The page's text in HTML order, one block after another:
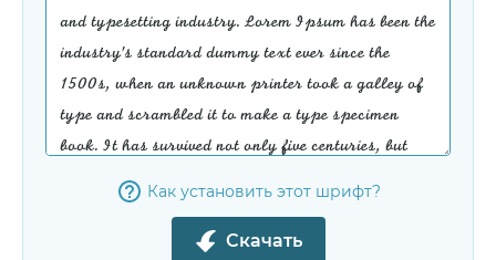
Как установить этот шрифт?
Скачать